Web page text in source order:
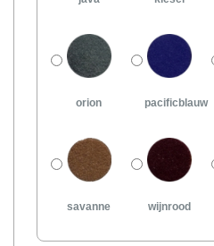
orion pacificblauw
savanne wijnrood